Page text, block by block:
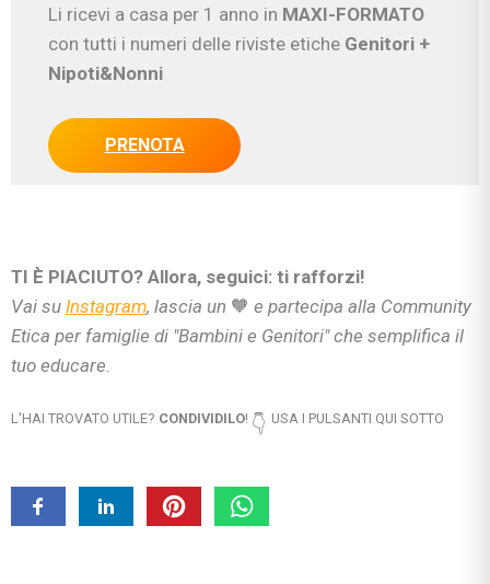
Li ricevi a casa per 1 anno in MAXI-FORMATO
con tutti i numeri delle riviste etiche Genitori +
Nipoti&Nonni
PRENOTA
TI È PIACIUTO? Allora, seguici: ti rafforzi!
Vai su Instagram, lascia un 🧡 e partecipa alla Community
Etica per famiglie di "Bambini e Genitori" che semplifica il
tuo educare.
L'HAI TROVATO UTILE? CONDIVIDILO! 👇 USA I PULSANTI QUI SOTTO